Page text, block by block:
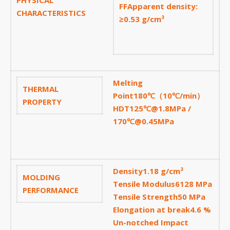
Tháng Chín 2023
Tháng Năm 2023
Tháng Tư 2023
Tháng Ba 2023
Tháng Mười Hai 2022
Tháng Mười Một 2022
Tháng Mười 2022
Tháng Chín 2022
CHARACTERISTICS
FFApparent density:
≥0.53 g/cm³
THERMAL
PROPERTY
Melting
Point180℃（10℃/min）
HDT125℃@1.8MPa /
170℃@0.45MPa
MOLDING
PERFORMANCE
Density1.18 g/cm³
Tensile Modulus6128 MPa
Tensile Strength50 MPa
Elongation at break4.6 %
Un-notched Impact